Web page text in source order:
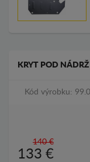
KRYT POD
Kód výrobku:
140 €
133 €